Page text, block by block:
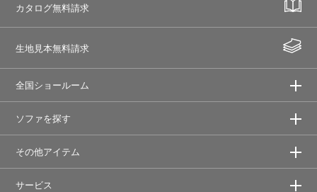
カタログ無料請求
生地見本無料請求
全国ショールーム
ソファを探す
その他アイテム
サービス